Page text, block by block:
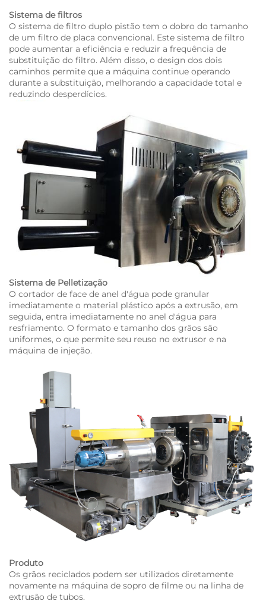
Sistema de filtros
O sistema de filtro duplo pistão tem o dobro do tamanho
de um filtro de placa convencional. Este sistema de filtro
pode aumentar a eficiência e reduzir a frequência de
substituição do filtro. Além disso, o design dos dois
caminhos permite que a máquina continue operando
durante a substituição, melhorando a capacidade total e
reduzindo desperdícios.
Sistema de Pelletização
O cortador de face de anel d'água pode granular
imediatamente o material plástico após a extrusão, em
seguida, entra imediatamente no anel d'água para
resfriamento. O formato e tamanho dos grãos são
uniformes, o que permite seu reuso no extrusor e na
máquina de injeção.
Produto
Os grãos reciclados podem ser utilizados diretamente
novamente na máquina de sopro de filme ou na linha de
extrusão de tubos.